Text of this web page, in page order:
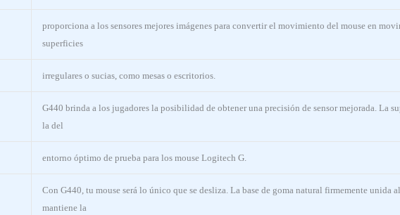
proporciona a los sensores mejores imágenes para convertir el movimiento del mouse en
superficies
irregulares o sucias, como mesas o escritorios.
G440 brinda a los jugadores la posibilidad de obtener una precisión de sensor mejorada. La
la del
entorno óptimo de prueba para los mouse Logitech G.
Con G440, tu mouse será lo único que se desliza. La base de goma natural firmemente unida
mantiene la